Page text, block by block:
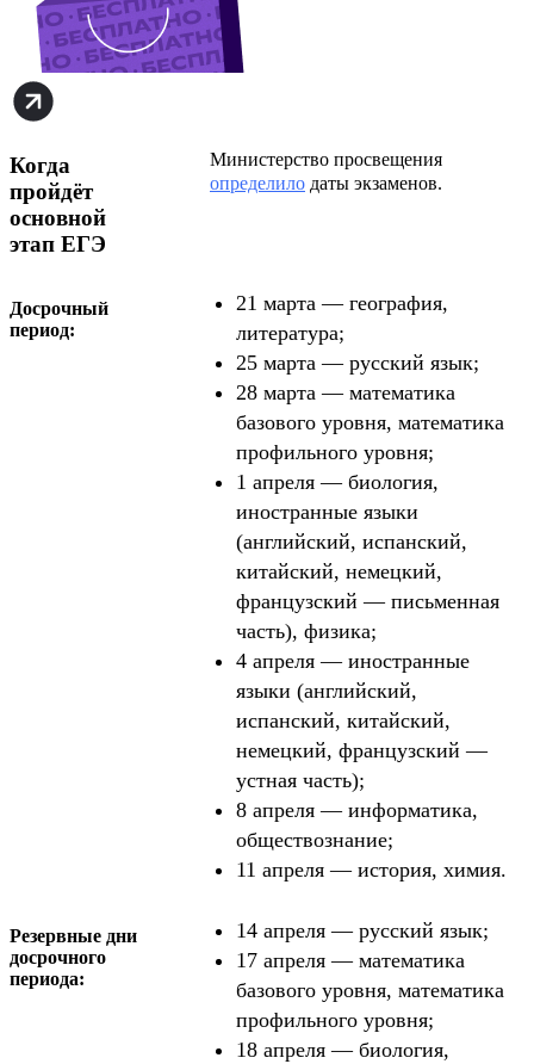
Когда
пройдёт
основной
этап ЕГЭ
Министерство просвещения
определило даты экзаменов.
Досрочный
период:
21 марта — география,
литература;
25 марта — русский язык;
28 марта — математика
базового уровня, математика
профильного уровня;
1 апреля — биология,
иностранные языки
(английский, испанский,
китайский, немецкий,
французский — письменная
часть), физика;
4 апреля — иностранные
языки (английский,
испанский, китайский,
немецкий, французский —
устная часть);
8 апреля — информатика,
обществознание;
11 апреля — история, химия.
Резервные дни
досрочного
периода:
14 апреля — русский язык;
17 апреля — математика
базового уровня, математика
профильного уровня;
18 апреля — биология,